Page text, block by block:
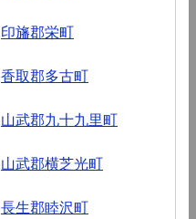
印旛郡栄町
香取郡多古町
山武郡九十九里町
山武郡横芝光町
長生郡睦沢町